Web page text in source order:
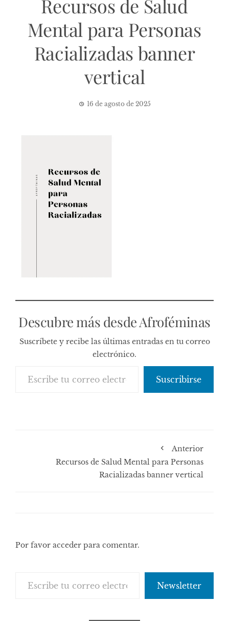
Recursos de Salud
Mental para Personas
Racializadas banner
vertical
16 de agosto de 2025
Descubre más desde Afroféminas
Suscríbete y recibe las últimas entradas en tu correo
electrónico.
Suscribirse
Anterior
Recursos de Salud Mental para Personas
Racializadas banner vertical
Por favor acceder para comentar.
Newsletter